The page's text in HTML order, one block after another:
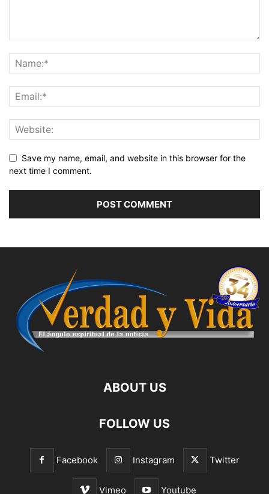
Save my name, email, and website in this browser for the
next time I comment.
ABOUT US
FOLLOW US
Facebook Instagram Twitter
Vimeo Youtube